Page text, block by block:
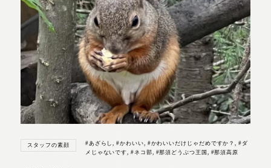
スタッフの素顔 #あざらし,#かわいい, #かわいいだけじゃだめですか？,#ダ
メじゃないです,#ネコ部, #那須どうぶつ王国 , #那須高原